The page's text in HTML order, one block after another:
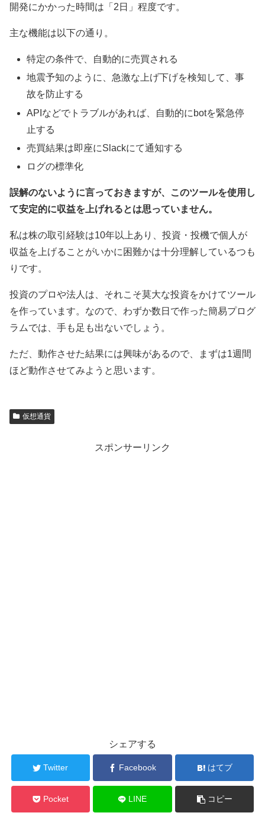
開発にかかった時間は「2日」程度です。
主な機能は以下の通り。
特定の条件で、自動的に売買される
地震予知のように、急激な上げ下げを検知して、事
故を防止する
APIなどでトラブルがあれば、自動的にbotを緊急停
止する
売買結果は即座にSlackにて通知する
ログの標準化
誤解のないように言っておきますが、このツールを使用し
て安定的に収益を上げれるとは思っていません。
私は株の取引経験は10年以上あり、投資・投機で個人が
収益を上げることがいかに困難かは十分理解しているつも
りです。
投資のプロや法人は、それこそ莫大な投資をかけてツール
を作っています。なので、わずか数日で作った簡易プログ
ラムでは、手も足も出ないでしょう。
ただ、動作させた結果には興味があるので、まずは1週間
ほど動作させてみようと思います。
仮想通貨
スポンサーリンク
シェアする
Twitter Facebook はてブ
Pocket LINE コピー